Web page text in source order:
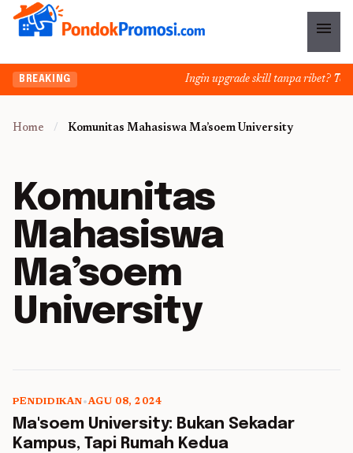
menu
BREAKING Ingin upgrade skill tanpa ribet?
Home / Komunitas Mahasiswa Ma’soem University
Komunitas
Mahasiswa
Ma’soem
University
5 min read
PENDIDIKAN•AGU 08, 2024
Ma'soem University: Bukan Sekadar
Kampus, Tapi Rumah Kedua